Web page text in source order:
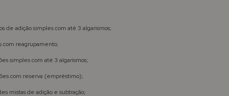
de adição simples com até 3 algarismos;
com reagrupamento;
simples com até 3 algarismos;
com reserva (empréstimo);
mistas de adição e subtração;